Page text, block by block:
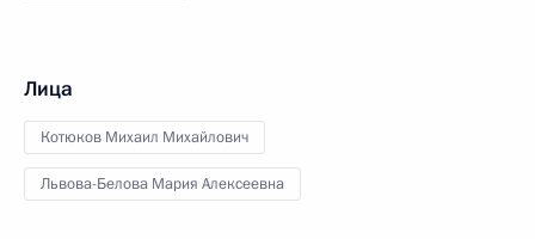
Лица
Котюков Михаил Михайлович
Львова-Белова Мария Алексеевна